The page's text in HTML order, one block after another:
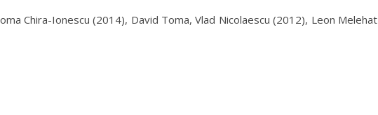
Chira-Ionescu (2014), David Toma, Vlad Nicolaescu (2012), Leon Melehat